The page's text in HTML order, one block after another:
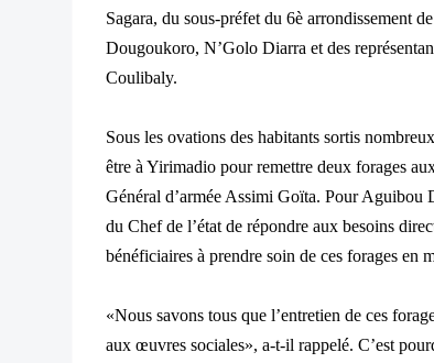
Sagara, du sous-préfet du 6è arrondissement
Dougoukoro, N’Golo Diarra et des
Coulibaly.
Sous les ovations des habitants sortis
être à Yirimadio pour remettre deux forages
Général d’armée Assimi Goïta. Pour Aguibou
du Chef de l’état de répondre aux besoins
bénéficiaires à prendre soin de ces forages en
«Nous savons tous que l’entretien de ces
aux œuvres sociales», a-t-il rappelé. C’est